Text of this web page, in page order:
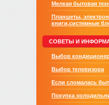
Мелкая бытовая
Планшеты,
книги,системные
СОВЕТЫ И
Выбор
Выбор телевизора
Если сломалась
Покупка